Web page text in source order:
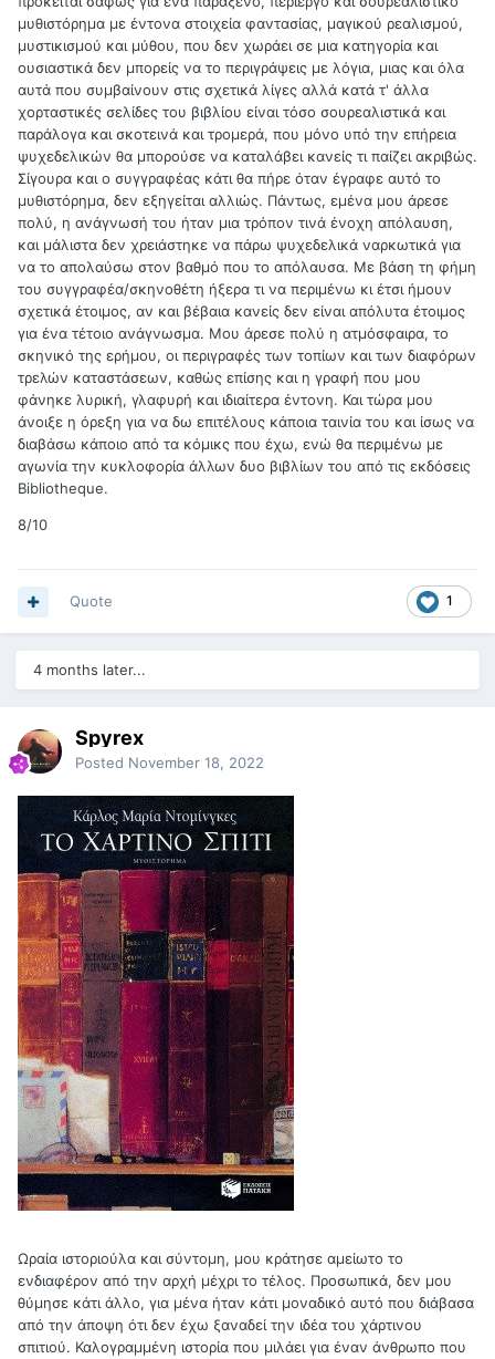
μυθιστόρημα με έντονα στοιχεία φαντασίας, μαγικού ρεαλισμού,
μυστικισμού και μύθου, που δεν χωράει σε μια κατηγορία και
ουσιαστικά δεν μπορείς να το περιγράψεις με λόγια, μιας και όλα
αυτά που συμβαίνουν στις σχετικά λίγες αλλά κατά τ' άλλα
χορταστικές σελίδες του βιβλίου είναι τόσο σουρεαλιστικά και
παράλογα και σκοτεινά και τρομερά, που μόνο υπό την επήρεια
ψυχεδελικών θα μπορούσε να καταλάβει κανείς τι παίζει ακριβώς.
Σίγουρα και ο συγγραφέας κάτι θα πήρε όταν έγραφε αυτό το
μυθιστόρημα, δεν εξηγείται αλλιώς. Πάντως, εμένα μου άρεσε
πολύ, η ανάγνωσή του ήταν μια τρόπον τινά ένοχη απόλαυση,
και μάλιστα δεν χρειάστηκε να πάρω ψυχεδελικά ναρκωτικά για
να το απολαύσω στον βαθμό που το απόλαυσα. Με βάση τη φήμη
του συγγραφέα/σκηνοθέτη ήξερα τι να περιμένω κι έτσι ήμουν
σχετικά έτοιμος, αν και βέβαια κανείς δεν είναι απόλυτα έτοιμος
για ένα τέτοιο ανάγνωσμα. Μου άρεσε πολύ η ατμόσφαιρα, το
σκηνικό της ερήμου, οι περιγραφές των τοπίων και των διαφόρων
τρελών καταστάσεων, καθώς επίσης και η γραφή που μου
φάνηκε λυρική, γλαφυρή και ιδιαίτερα έντονη. Και τώρα μου
άνοιξε η όρεξη για να δω επιτέλους κάποια ταινία του και ίσως να
διαβάσω κάποιο από τα κόμικς που έχω, ενώ θα περιμένω με
αγωνία την κυκλοφορία άλλων δυο βιβλίων του από τις εκδόσεις
Bibliotheque.
8/10
1
Quote
4 months later...
Spyrex
Posted November 18, 2022
Ωραία ιστοριούλα και σύντομη, μου κράτησε αμείωτο το
ενδιαφέρον από την αρχή μέχρι το τέλος. Προσωπικά, δεν μου
θύμησε κάτι άλλο, για μένα ήταν κάτι μοναδικό αυτό που διάβασα
από την άποψη ότι δεν έχω ξαναδεί την ιδέα του χάρτινου
σπιτιού. Καλογραμμένη ιστορία που μιλάει για έναν άνθρωπο που